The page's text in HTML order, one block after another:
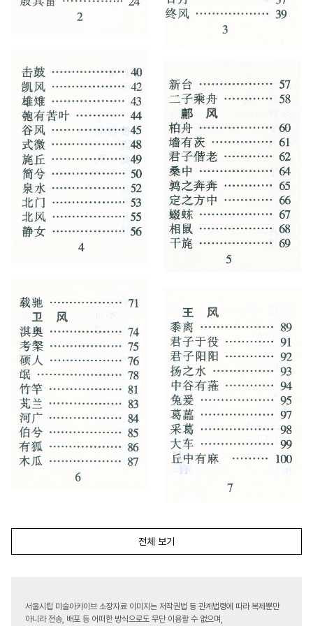
전체 보기
서울시립 미술아카이브 소장자료 이미지는 저작권법 등 관계법령에 따라 복제뿐만
아니라 전송, 배포 등 어떠한 방식으로도 무단 이용할 수 없으며,